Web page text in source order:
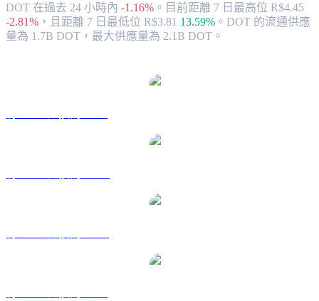
DOT 在過去 24 小時內 -1.16% 。 目前距離 7 日最高位 R$4.45
-2.81% ， 且距離 7 日最低位 R$3.81 13.59% 。 DOT 的流通供應
量為 1.7B DOT，最大供應量為 2.1B DOT。